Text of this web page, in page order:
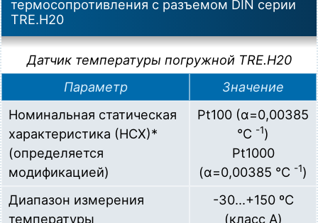
Датчик температуры погружной (Pt1000, L=100мм,
d=6мм, неподвижный штуцер G1/2", (-50...+150)С),
кабельный разъем по DIN 43650-A
Загрузка…
TRE.H20-Pt1000-B3-G12-D6-L120
Датчик температуры погружной (Pt1000, L=120мм,
d=6мм, неподвижный штуцер G1/2", (-50...+150)С),
кабельный разъем по DIN 43650-A
Загрузка…
PA.10-M20-D6-L60
Гильза защитная для датчиков температуры диаметром
термосопротивления c разъемом DIN серии
TRE.H20
Датчик температуры погружной TRE.H20
Параметр
Значение
Номинальная статическая
характеристика (НСХ)*
(определяется
модификацией)
Pt100 (α=0,00385
°C -1)
Pt1000
(α=0,00385 °C -1)
Диапазон измерения
температуры
-30...+150 ºC
(класс А)